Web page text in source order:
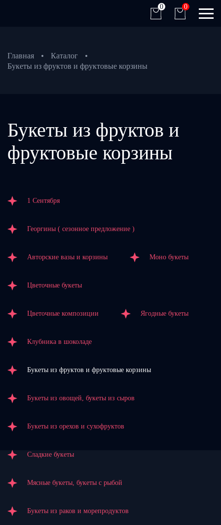
0 0
Главная
Каталог
Букеты из фруктов и фруктовые корзины
Букеты из фруктов и
фруктовые корзины
1 Сентября
Георгины ( сезонное предложение )
Авторские вазы и корзины Моно букеты
Цветочные букеты
Цветочные композиции Ягодные букеты
Клубника в шоколаде
Букеты из фруктов и фруктовые корзины
Букеты из овощей, букеты из сыров
Букеты из орехов и сухофруктов
Сладкие букеты
Мясные букеты, букеты с рыбой
Букеты из раков и морепродуктов